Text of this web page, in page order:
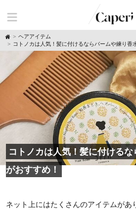
H
o
ヘアアイテム
コトノカは人気！髪に付けるならバームや練り香
コトノカは人気！髪に付ける
がおすすめ！
ネット上にはたくさんのアイテムがあ